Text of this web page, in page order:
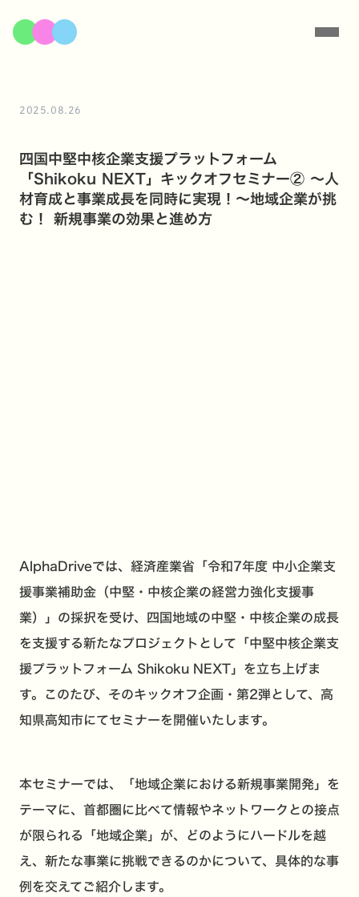
2025.08.26
四国中堅中核企業支援プラットフォーム
「Shikoku NEXT」キックオフセミナー② 〜人
材育成と事業成長を同時に実現！〜地域企業が挑
む！ 新規事業の効果と進め方
AlphaDriveでは、経済産業省「令和7年度 中小企業支
援事業補助金（中堅・中核企業の経営力強化支援事
業）」の採択を受け、四国地域の中堅・中核企業の成長
を支援する新たなプロジェクトとして「中堅中核企業支
援プラットフォーム Shikoku NEXT」を立ち上げま
す。このたび、そのキックオフ企画・第2弾として、高
知県高知市にてセミナーを開催いたします。
本セミナーでは、「地域企業における新規事業開発」を
テーマに、首都圏に比べて情報やネットワークとの接点
が限られる「地域企業」が、どのようにハードルを越
え、新たな事業に挑戦できるのかについて、具体的な事
例を交えてご紹介します。